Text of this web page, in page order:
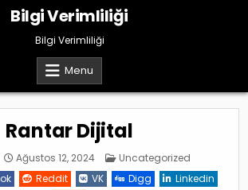
Bilgi Verimliliği
Bilgi Verimliliği
Menu
Rantar Dijital
Ağustos 12, 2024 Posted
Uncategorized
Reddit VK Digg
Linkedin